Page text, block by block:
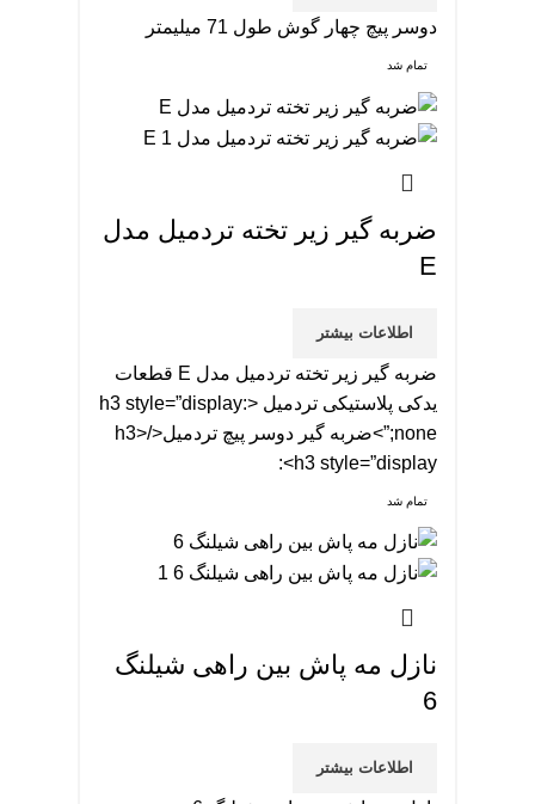
دوسر پیچ چهار گوش طول 71 میلیمتر
تمام شد
ضربه گیر زیر تخته تردمیل مدل
E
اطلاعات بیشتر
ضربه گیر زیر تخته تردمیل مدل E قطعات
یدکی پلاستیکی تردمیل <h3 style=”display:
none;”>ضربه گیر دوسر پیچ تردمیل</h3>
<h3 style=”display:
تمام شد
نازل مه پاش بین راهی شیلنگ
6
اطلاعات بیشتر